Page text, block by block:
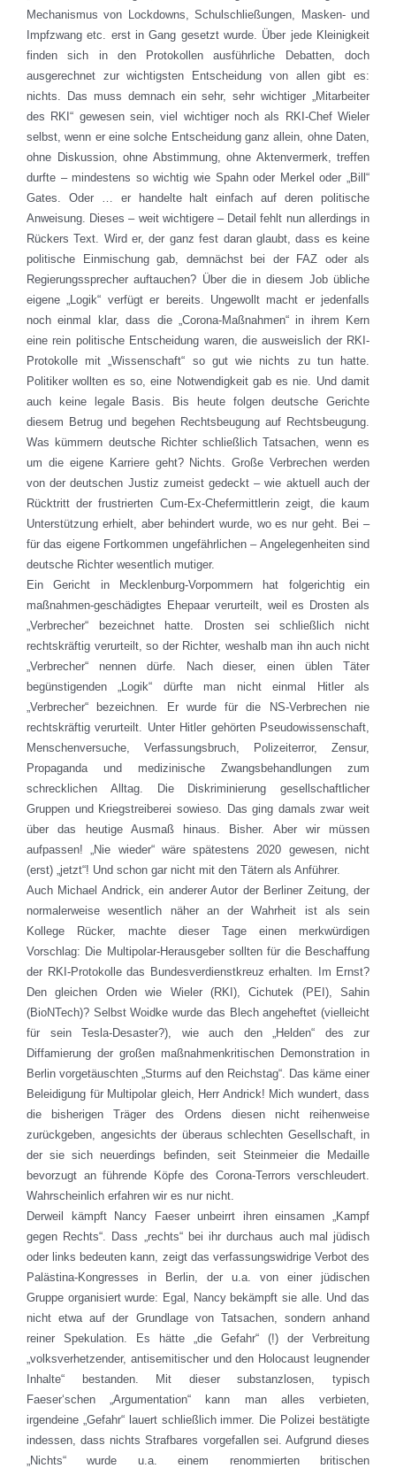
Mechanismus von Lockdowns, Schulschließungen, Masken- und
Impfzwang etc. erst in Gang gesetzt wurde. Über jede Kleinigkeit
finden sich in den Protokollen ausführliche Debatten, doch
ausgerechnet zur wichtigsten Entscheidung von allen gibt es:
nichts. Das muss demnach ein sehr, sehr wichtiger „Mitarbeiter
des RKI“ gewesen sein, viel wichtiger noch als RKI-Chef Wieler
selbst, wenn er eine solche Entscheidung ganz allein, ohne Daten,
ohne Diskussion, ohne Abstimmung, ohne Aktenvermerk, treffen
durfte – mindestens so wichtig wie Spahn oder Merkel oder „Bill“
Gates. Oder … er handelte halt einfach auf deren politische
Anweisung. Dieses – weit wichtigere – Detail fehlt nun allerdings in
Rückers Text. Wird er, der ganz fest daran glaubt, dass es keine
politische Einmischung gab, demnächst bei der FAZ oder als
Regierungssprecher auftauchen? Über die in diesem Job übliche
eigene „Logik“ verfügt er bereits. Ungewollt macht er jedenfalls
noch einmal klar, dass die „Corona-Maßnahmen“ in ihrem Kern
eine rein politische Entscheidung waren, die ausweislich der RKI-
Protokolle mit „Wissenschaft“ so gut wie nichts zu tun hatte.
Politiker wollten es so, eine Notwendigkeit gab es nie. Und damit
auch keine legale Basis. Bis heute folgen deutsche Gerichte
diesem Betrug und begehen Rechtsbeugung auf Rechtsbeugung.
Was kümmern deutsche Richter schließlich Tatsachen, wenn es
um die eigene Karriere geht? Nichts. Große Verbrechen werden
von der deutschen Justiz zumeist gedeckt – wie aktuell auch der
Rücktritt der frustrierten Cum-Ex-Chefermittlerin zeigt, die kaum
Unterstützung erhielt, aber behindert wurde, wo es nur geht. Bei –
für das eigene Fortkommen ungefährlichen – Angelegenheiten sind
deutsche Richter wesentlich mutiger.
Ein Gericht in Mecklenburg-Vorpommern hat folgerichtig ein
maßnahmen-geschädigtes Ehepaar verurteilt, weil es Drosten als
„Verbrecher“ bezeichnet hatte. Drosten sei schließlich nicht
rechtskräftig verurteilt, so der Richter, weshalb man ihn auch nicht
„Verbrecher“ nennen dürfe. Nach dieser, einen üblen Täter
begünstigenden „Logik“ dürfte man nicht einmal Hitler als
„Verbrecher“ bezeichnen. Er wurde für die NS-Verbrechen nie
rechtskräftig verurteilt. Unter Hitler gehörten Pseudowissenschaft,
Menschenversuche, Verfassungsbruch, Polizeiterror, Zensur,
Propaganda und medizinische Zwangsbehandlungen zum
schrecklichen Alltag. Die Diskriminierung gesellschaftlicher
Gruppen und Kriegstreiberei sowieso. Das ging damals zwar weit
über das heutige Ausmaß hinaus. Bisher. Aber wir müssen
aufpassen! „Nie wieder“ wäre spätestens 2020 gewesen, nicht
(erst) „jetzt“! Und schon gar nicht mit den Tätern als Anführer.
Auch Michael Andrick, ein anderer Autor der Berliner Zeitung, der
normalerweise wesentlich näher an der Wahrheit ist als sein
Kollege Rücker, machte dieser Tage einen merkwürdigen
Vorschlag: Die Multipolar-Herausgeber sollten für die Beschaffung
der RKI-Protokolle das Bundesverdienstkreuz erhalten. Im Ernst?
Den gleichen Orden wie Wieler (RKI), Cichutek (PEI), Sahin
(BioNTech)? Selbst Woidke wurde das Blech angeheftet (vielleicht
für sein Tesla-Desaster?), wie auch den „Helden“ des zur
Diffamierung der großen maßnahmenkritischen Demonstration in
Berlin vorgetäuschten „Sturms auf den Reichstag“. Das käme einer
Beleidigung für Multipolar gleich, Herr Andrick! Mich wundert, dass
die bisherigen Träger des Ordens diesen nicht reihenweise
zurückgeben, angesichts der überaus schlechten Gesellschaft, in
der sie sich neuerdings befinden, seit Steinmeier die Medaille
bevorzugt an führende Köpfe des Corona-Terrors verschleudert.
Wahrscheinlich erfahren wir es nur nicht.
Derweil kämpft Nancy Faeser unbeirrt ihren einsamen „Kampf
gegen Rechts“. Dass „rechts“ bei ihr durchaus auch mal jüdisch
oder links bedeuten kann, zeigt das verfassungswidrige Verbot des
Palästina-Kongresses in Berlin, der u.a. von einer jüdischen
Gruppe organisiert wurde: Egal, Nancy bekämpft sie alle. Und das
nicht etwa auf der Grundlage von Tatsachen, sondern anhand
reiner Spekulation. Es hätte „die Gefahr“ (!) der Verbreitung
„volksverhetzender, antisemitischer und den Holocaust leugnender
Inhalte“ bestanden. Mit dieser substanzlosen, typisch
Faeser‘schen „Argumentation“ kann man alles verbieten,
irgendeine „Gefahr“ lauert schließlich immer. Die Polizei bestätigte
indessen, dass nichts Strafbares vorgefallen sei. Aufgrund dieses
„Nichts“ wurde u.a. einem renommierten britischen